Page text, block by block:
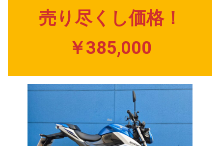
売り尽くし価格！
￥385,000